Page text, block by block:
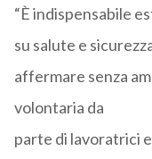
“È indispensabile
su salute e
affermare senza
volontaria da
parte di lavoratrici